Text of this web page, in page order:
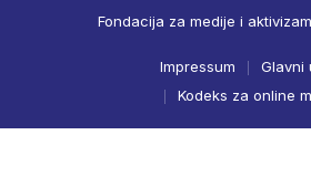
Fondacija za medije i
Impressum
Glavni
Kodeks za online